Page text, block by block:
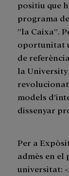
positiu que
programa
”la Caixa”.
oportunitat
de
la
models
dissenyar
Per a
admès en
universitat: